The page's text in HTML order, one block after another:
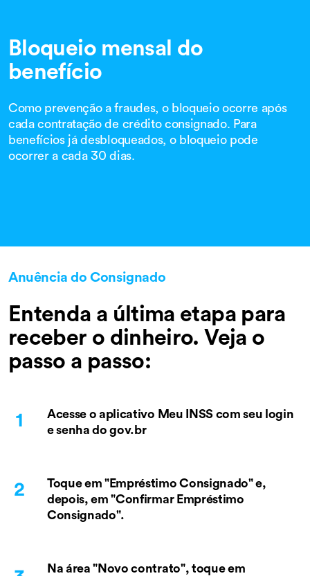
Bloqueio mensal do
benefício
Como prevenção a fraudes, o bloqueio ocorre após
cada contratação de crédito consignado. Para
benefícios já desbloqueados, o bloqueio pode
ocorrer a cada 30 dias.
Anuência do Consignado
Entenda a última etapa para
receber o dinheiro. Veja o
passo a passo:
Acesse o aplicativo Meu INSS com seu login
e senha do gov.br
Toque em "Empréstimo Consignado" e,
depois, em "Confirmar Empréstimo
Consignado".
Na área "Novo contrato", toque em